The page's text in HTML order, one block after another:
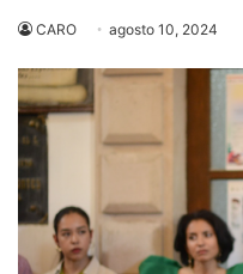
CARO agosto 10, 2024